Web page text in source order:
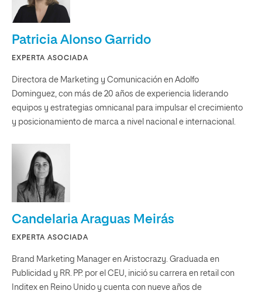
Patricia Alonso Garrido
EXPERTA ASOCIADA
Directora de Marketing y Comunicación en Adolfo
Dominguez, con más de 20 años de experiencia liderando
equipos y estrategias omnicanal para impulsar el crecimiento
y posicionamiento de marca a nivel nacional e internacional.
Candelaria Araguas Meirás
EXPERTA ASOCIADA
Brand Marketing Manager en Aristocrazy. Graduada en
Publicidad y RR. PP. por el CEU, inició su carrera en retail con
Inditex en Reino Unido y cuenta con nueve años de